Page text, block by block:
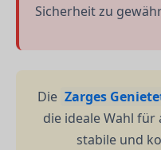
Sicherheit zu
Die Zarges
die ideale Wahl für
stabile und